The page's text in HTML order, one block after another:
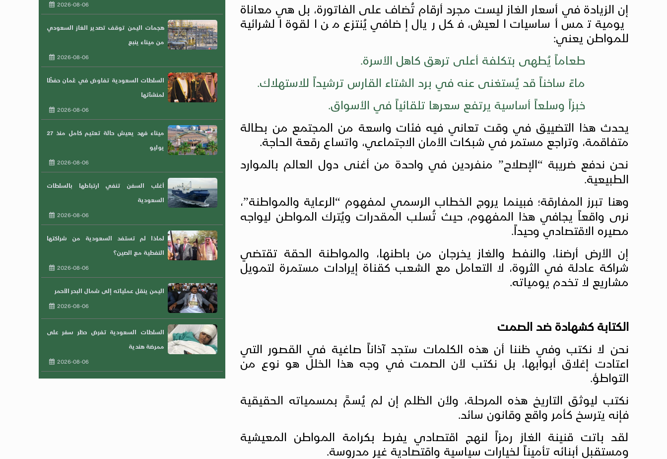
إن الزيادة في أسعار الغاز ليست مجرد أرقام تُضاف على الفاتورة، بل هي معاناة
يومية تمس أساسيات العيش، فكل ريال إضافي يُنتزع من القوة الشرائية
للمواطن يعني:
طعاماً يُطهى بتكلفة أعلى ترهق كاهل الأسرة.
ماءً ساخناً قد يُستغنى عنه في برد الشتاء القارس ترشيداً للاستهلاك.
خبزاً وسلعاً أساسية يرتفع سعرها تلقائياً في الأسواق.
يحدث هذا التضييق في وقت تعاني فيه فئات واسعة من المجتمع من بطالة
متفاقمة، وتراجع مستمر في شبكات الأمان الاجتماعي، واتساع رقعة الحاجة.
نحن ندفع ضريبة “الإصلاح” منفردين في واحدة من أغنى دول العالم بالموارد
الطبيعية.
وهنا تبرز المفارقة؛ فبينما يروج الخطاب الرسمي لمفهوم “الرعاية والمواطنة”،
نرى واقعاً يجافي هذا المفهوم، حيث تُسلب المقدرات ويُترك المواطن ليواجه
مصيره الاقتصادي وحيداً.
إن الأرض أرضنا، والنفط والغاز يخرجان من باطنها، والمواطنة الحقة تقتضي
شراكة عادلة في الثروة، لا التعامل مع الشعب كقناة إيرادات مستمرة لتمويل
مشاريع لا تخدم يومياته.
الكتابة كشهادة ضد الصمت
نحن لا نكتب وفي ظننا أن هذه الكلمات ستجد آذاناً صاغية في القصور التي
اعتادت إغلاق أبوابها، بل نكتب لأن الصمت في وجه هذا الخلل هو نوع من
التواطؤ.
نكتب ليوثق التاريخ هذه المرحلة، ولأن الظلم إن لم يُسمَّ بمسمياته الحقيقية
فإنه يترسخ كأمر واقع وقانون سائد.
لقد باتت قنينة الغاز رمزاً لنهج اقتصادي يفرط بكرامة المواطن المعيشية
ومستقبل أبنائه تأميناً لخيارات سياسية واقتصادية غير مدروسة.
2026-08-06
هجمات اليمن توقف تصدير الغاز السعودي
من ميناء ينبع
2026-08-06
السلطات السعودية تفاوض في عُمان حفظًا
لمنشآتها
2026-08-06
ميناء فهد يعيش حالة تعتيم كامل منذ 27
يوليو
2026-08-06
أغلب السفن تنفي ارتباطها بالسلطات
السعودية
2026-08-06
لماذا لم تستفد السعودية من شراكتها
النفطية مع الصين؟
2026-08-06
اليمن ينقل عملياته إلى شمال البحر الأحمر
2026-08-06
السلطات السعودية تفرض حظر سفر على
ممرضة هندية
2026-08-06